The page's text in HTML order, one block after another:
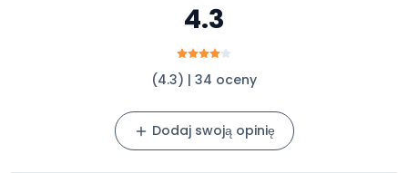
4.3
(4.3) | 34 oceny
Dodaj swoją opinię